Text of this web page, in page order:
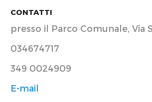
CONTATTI
presso il Parco Comunale, Via
034674717
349 0024909
E-mail